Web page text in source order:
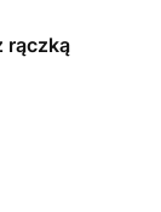
rączką